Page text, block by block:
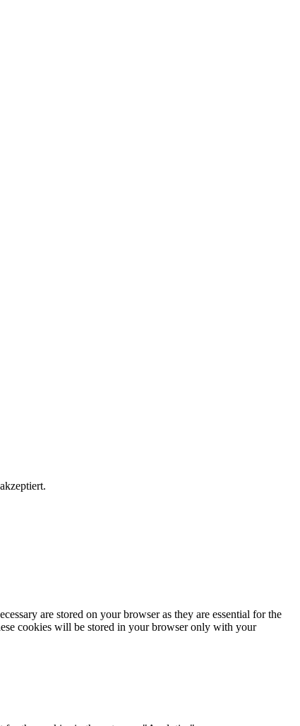
are stored on your browser as they are essential for the
cookies will be stored in your browser only with your